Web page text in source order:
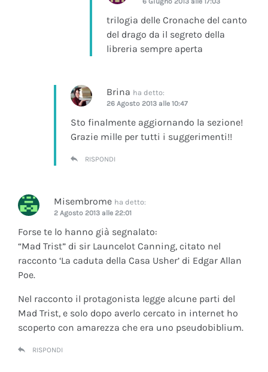
trilogia delle Cronache del canto
del drago da il segreto della
libreria sempre aperta
Brina ha detto:
26 Agosto 2013 alle 10:47
Sto finalmente aggiornando la sezione!
Grazie mille per tutti i suggerimenti!!
RISPONDI
Misembrome ha detto:
2 Agosto 2013 alle 22:01
Forse te lo hanno già segnalato:
“Mad Trist” di sir Launcelot Canning, citato nel
racconto ‘La caduta della Casa Usher’ di Edgar Allan
Poe.
Nel racconto il protagonista legge alcune parti del
Mad Trist, e solo dopo averlo cercato in internet ho
scoperto con amarezza che era uno pseudobiblium.
RISPONDI